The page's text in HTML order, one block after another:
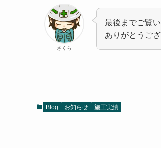
さくら
最後までご覧
ありがとうござ
Blog お知らせ 施工実績